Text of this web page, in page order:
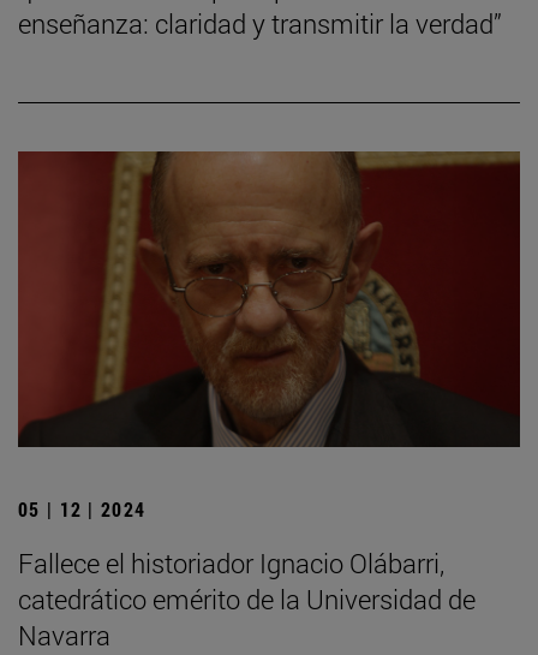
enseñanza: claridad y transmitir la verdad”
05 | 12 | 2024
Fallece el historiador Ignacio Olábarri,
catedrático emérito de la Universidad de
Navarra